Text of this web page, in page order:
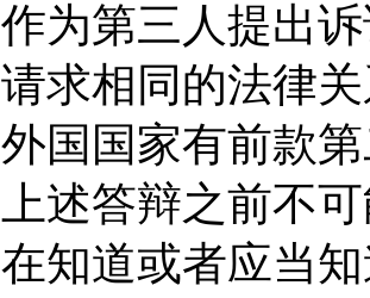
作为第三人提出
请求相同的法律
外国国家有前款
上述答辩之前不
在知道或者应当